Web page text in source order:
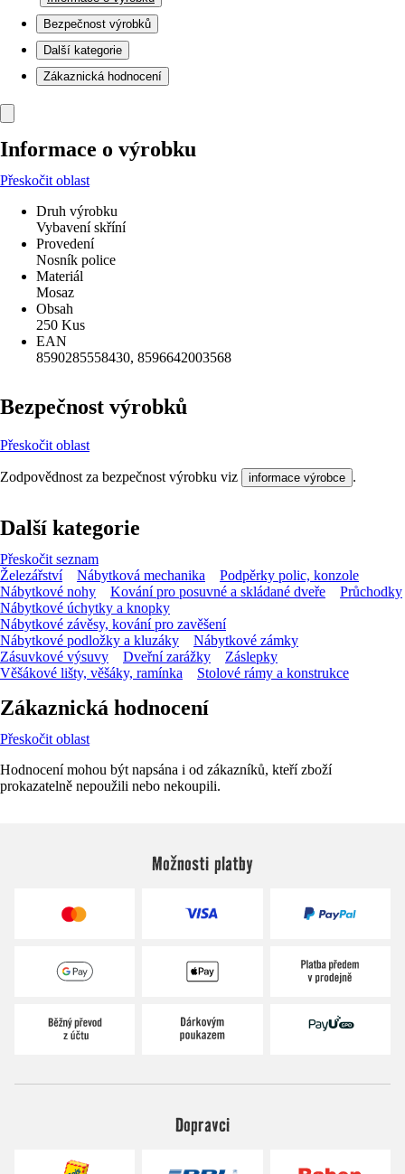
Bezpečnost výrobků
Další kategorie
Zákaznická hodnocení
Informace o výrobku
Přeskočit oblast
Druh výrobku
Vybavení skříní
Provedení
Nosník police
Materiál
Mosaz
Obsah
250 Kus
EAN
8590285558430, 8596642003568
Bezpečnost výrobků
Přeskočit oblast
Zodpovědnost za bezpečnost výrobku viz informace výrobce .
Další kategorie
Přeskočit seznam
Železářství
Nábytková mechanika
Podpěrky polic, konzole
Nábytkové nohy
Kování pro posuvné a skládané dveře
Průchodky
Nábytkové úchytky a knopky
Nábytkové závěsy, kování pro zavěšení
Nábytkové podložky a kluzáky
Nábytkové zámky
Zásuvkové výsuvy
Dveřní zarážky
Záslepky
Věšákové lišty, věšáky, ramínka
Stolové rámy a konstrukce
Zákaznická hodnocení
Přeskočit oblast
Hodnocení mohou být napsána i od zákazníků, kteří zboží
prokazatelně nepoužili nebo nekoupili.
Možnosti platby
Dopravci